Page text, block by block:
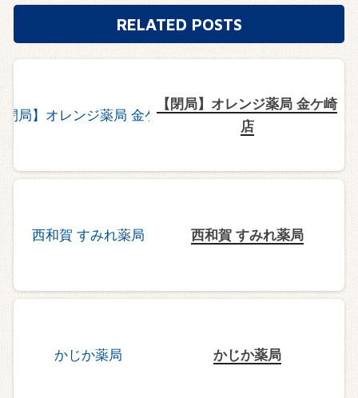
RELATED POSTS
【閉局】オレンジ薬局 金ケ崎
店
西和賀 すみれ薬局
かじか薬局